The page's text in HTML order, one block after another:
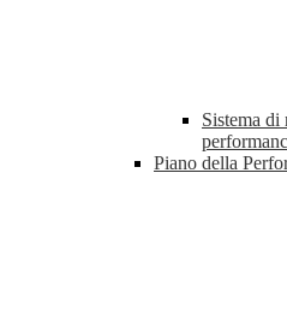
Sistema di
Piano della